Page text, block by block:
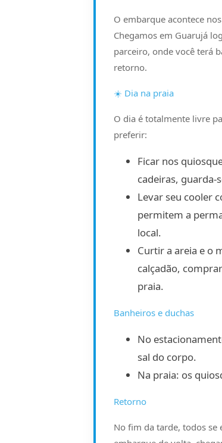
O embarque acontece
Chegamos em Guarujá
parceiro, onde você terá
retorno.
☀️ Dia na praia
O dia é totalmente livre
preferir:
Ficar nos
cadeiras, guarda-
Levar seu cooler
permitem a
local.
Curtir a areia e o
calçadão,
praia.
Banheiros e duchas
No
sal do corpo.
Na praia: os
Retorno
No fim da tarde, todos